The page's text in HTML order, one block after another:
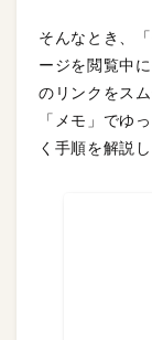
そんなとき、
ージを閲覧中
のリンクをス
「メモ」でゆ
く手順を解説し